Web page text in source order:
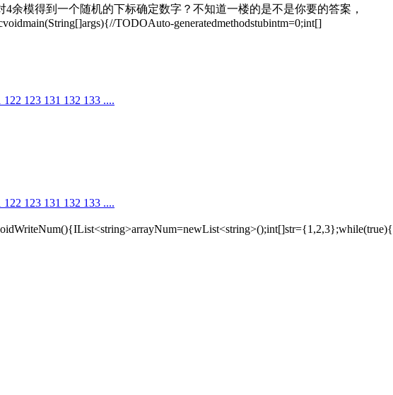
4余模得到一个随机的下标确定数字？不知道一楼的是不是你要的答案，
TODOAuto-generatedmethodstubintm=0;int[]
123 131 132 133 ....
123 131 132 133 ....